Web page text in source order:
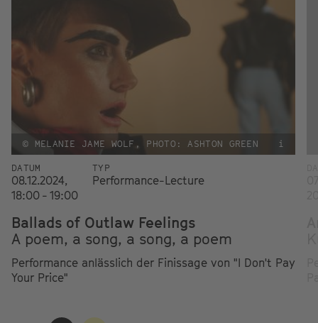
© MELANIE JAME WOLF, PHOTO: ASHTON GREEN i
DATUM
08.12.2024,
18:00 - 19:00
TYP
Performance-Lecture
Ballads of Outlaw Feelings
A poem, a song, a song, a poem
Performance anlässlich der Finissage von "I Don't Pay
Your Price"